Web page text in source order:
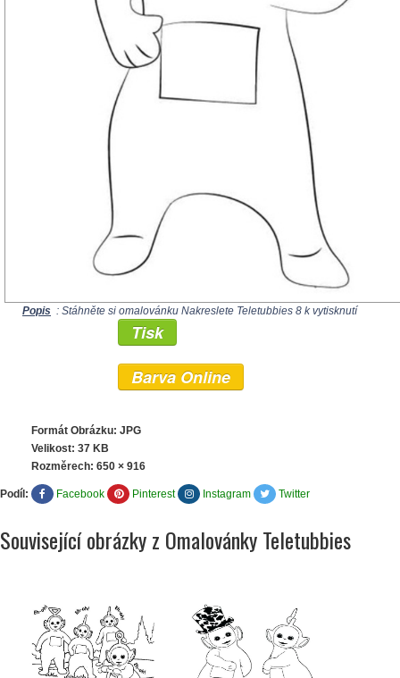
Popis : Stáhněte si omalovánku Nakreslete Teletubbies 8 k vytisknutí
Tisk
Barva Online
Formát Obrázku: JPG
Velikost: 37 KB
Rozměrech: 650 × 916
Podíl: Facebook Pinterest Instagram Twitter
Související obrázky z Omalovánky Teletubbies